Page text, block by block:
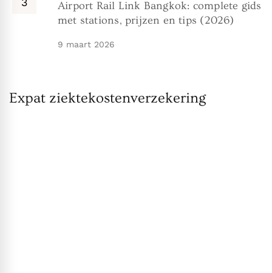
Airport Rail Link Bangkok: complete gids
met stations, prijzen en tips (2026)
9 maart 2026
Expat ziektekostenverzekering